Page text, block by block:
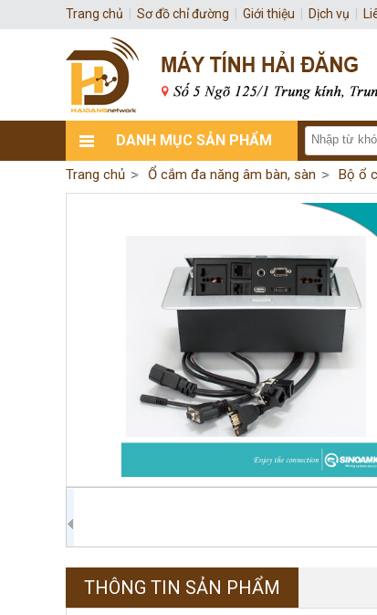
DANH MỤC SẢN PHẨM
Trang chủ Ổ cắm đa năng âm bàn, sàn Bộ ổ
THÔNG TIN SẢN PHẨM
Trang chủ Sơ đồ chỉ đường Giới thiệu Dịch vụ